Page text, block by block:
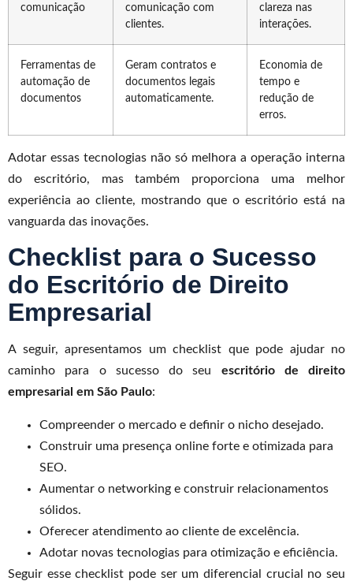
comunicação
comunicação com
clientes.
clareza nas
interações.
Ferramentas de
automação de
documentos
Geram contratos e
documentos legais
automaticamente.
Economia de
tempo e
redução de
erros.
Adotar essas tecnologias não só melhora a operação interna
do escritório, mas também proporciona uma melhor
experiência ao cliente, mostrando que o escritório está na
vanguarda das inovações.
Checklist para o Sucesso
do Escritório de Direito
Empresarial
A seguir, apresentamos um checklist que pode ajudar no
caminho para o sucesso do seu escritório de direito
empresarial em São Paulo:
Compreender o mercado e definir o nicho desejado.
Construir uma presença online forte e otimizada para
SEO.
Aumentar o networking e construir relacionamentos
sólidos.
Oferecer atendimento ao cliente de excelência.
Adotar novas tecnologias para otimização e eficiência.
Seguir esse checklist pode ser um diferencial crucial no seu